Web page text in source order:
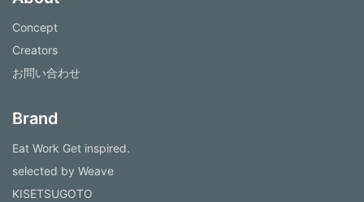
Concept
Creators
お問い合わせ
Brand
Eat Work Get inspired.
selected by Weave
KISETSUGOTO